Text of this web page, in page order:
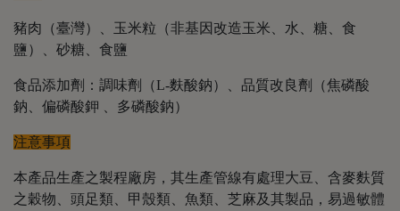
豬肉（臺灣）、玉米粒（非基因改造玉米、水、糖、食
鹽）、砂糖、食鹽
食品添加劑：調味劑（L-麩酸鈉）、品質改良劑（焦磷酸
鈉、偏磷酸鉀 、多磷酸鈉）
注意事項
本產品生產之製程廠房，其生產管線有處理大豆、含麥麩質
之穀物、頭足類、甲殼類、魚類、芝麻及其製品，易過敏體